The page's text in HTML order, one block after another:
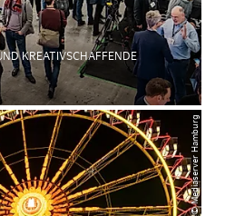
KREATIVSCHAFFENDE
© Mediaserver Hamburg